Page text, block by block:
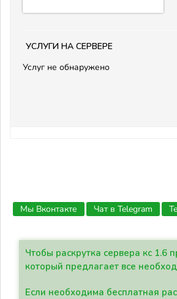
Услуги на сервере
Услуг не обнаружено
Мы Вконтакте Чат в Telegram
Чтобы раскрутка сервера кс 1.6
который предлагает все
Если необходима бесплатная